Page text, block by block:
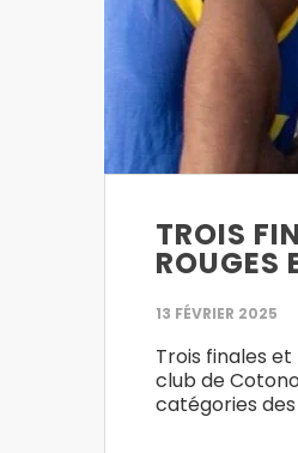
TROIS
ROUGES
13 FÉVRIER 2025
Trois finales
club de
catégories